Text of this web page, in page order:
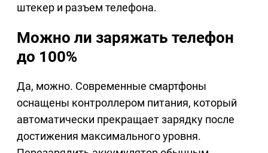
штекер и разъем телефона.
Можно ли заряжать телефон
до 100%
Да, можно. Современные смартфоны
оснащены контроллером питания, который
автоматически прекращает зарядку после
достижения максимального уровня.